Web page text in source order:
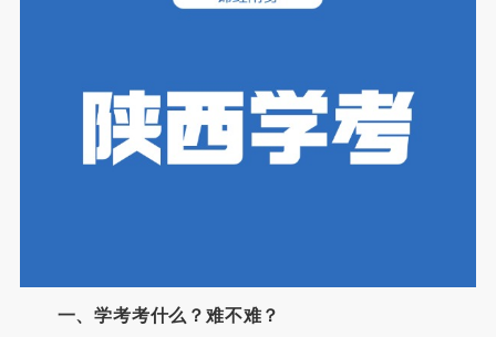
一、学考考什么？难不难？